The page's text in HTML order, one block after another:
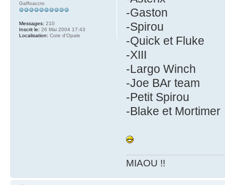
-Gaston
-Spirou
-Quick et Fluke
-XIII
-Largo Winch
-Joe BAr team
-Petit Spirou
-Blake et Mortimer
MIAOU !!
Gaffoaccro
Messages: 210
Inscrit le: 26 Mai 2004 17:43
Localisation: Cote d'Opale